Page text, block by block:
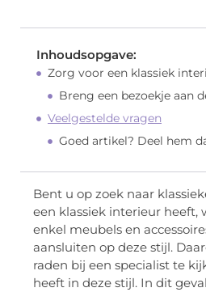
Inhoudsopgave:
Zorg voor een klassiek
Breng een bezoekje aan
Veelgestelde vragen
Goed artikel? Deel hem
Bent u op zoek naar
een klassiek interieur heeft,
enkel meubels en
aansluiten op deze stijl.
raden bij een specialist te
heeft in deze stijl. In dit